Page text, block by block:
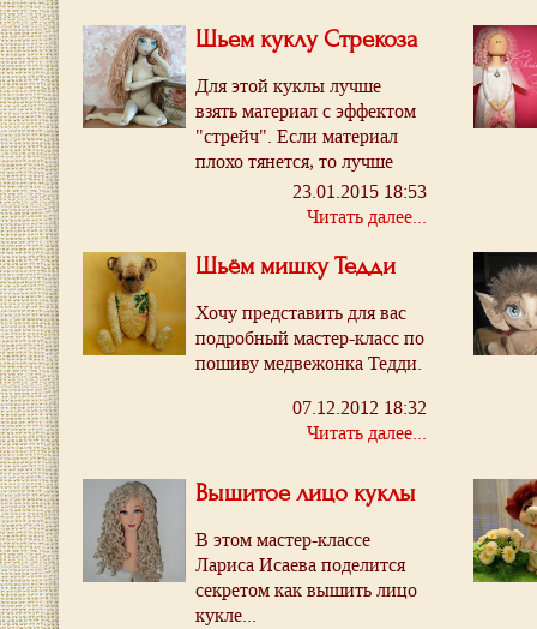
Шьем куклу Стрекоза
Для этой куклы лучше
взять материал с эффектом
"стрейч". Если материал
плохо тянется, то лучше
кроить все детали "по
23.01.2015 18:53
Читать далее...
Шьём мишку Тедди
Хочу представить для вас
подробный мастер-класс по
пошиву медвежонка Тедди.
07.12.2012 18:32
Читать далее...
Вышитое лицо куклы
В этом мастер-классе
Лариса Исаева поделится
секретом как вышить лицо
кукле...